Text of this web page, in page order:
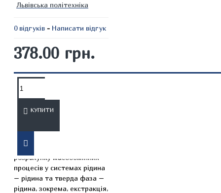
Львівська політехніка
0 відгуків - Написати відгук
378.00 грн.
КУПИТИ
ОПИС
закономірності та методи
розрахунку масообмінних
процесів у системах рідина
– рідина та тверда фаза –
рідина, зокрема, екстракція,